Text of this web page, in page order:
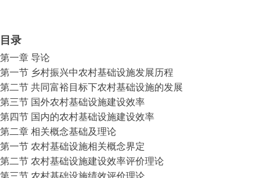
目录
第一章 导论
第一节 乡村振兴中农村基础设施发展历程
第二节 共同富裕目标下农村基础设施的发展
第三节 国外农村基础设施建设效率
第四节 国内的农村基础设施建设效率
第二章 相关概念基础及理论
第一节 农村基础设施相关概念界定
第二节 农村基础设施建设效率评价理论
第三节 农村基础设施绩效评价理论